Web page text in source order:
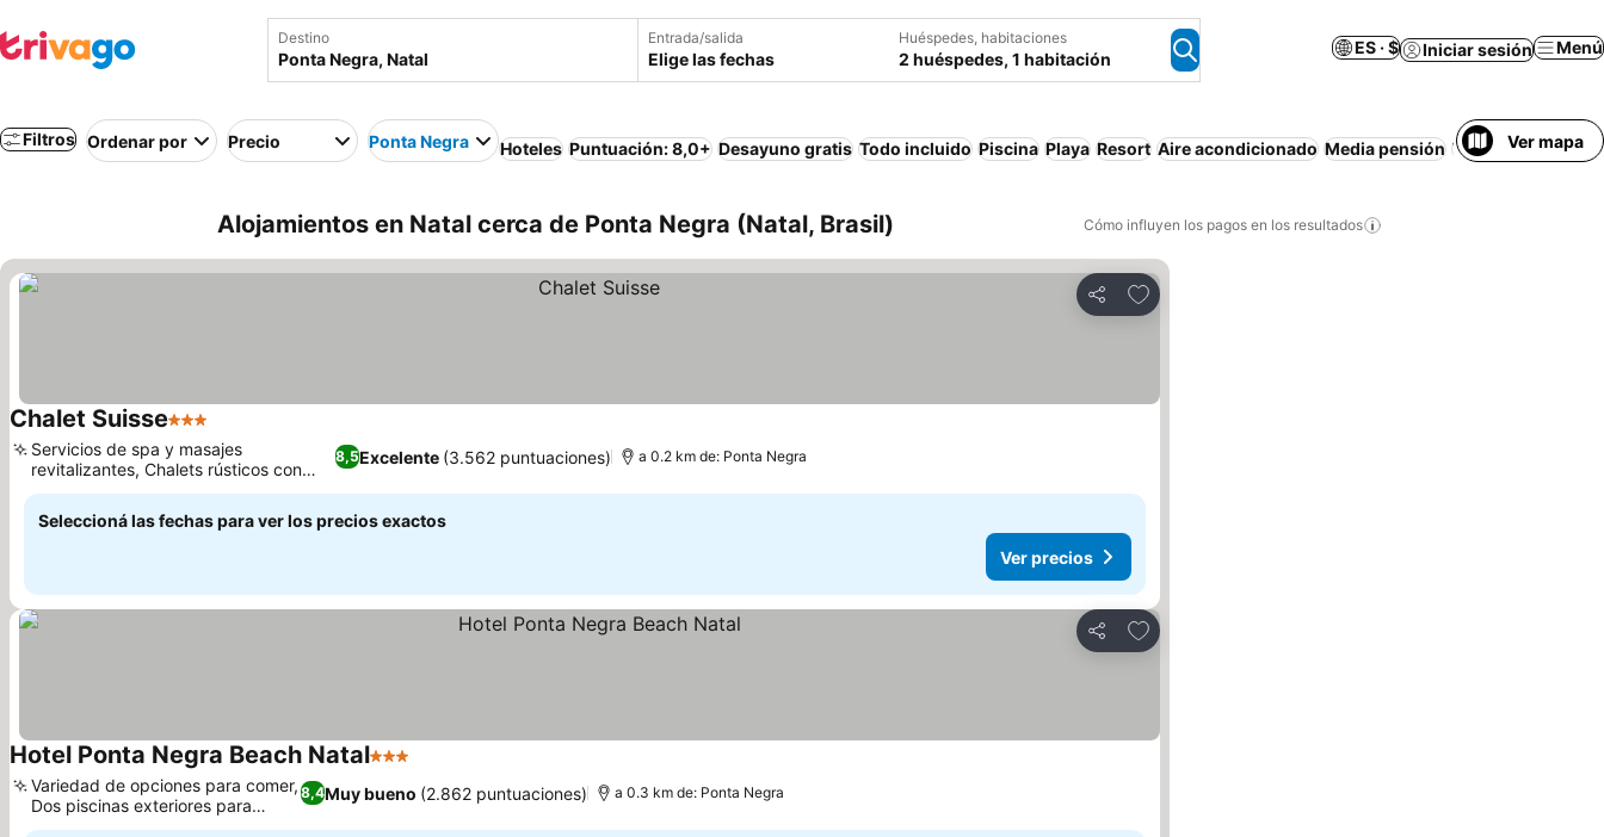
Destino Entrada/salida
Elige las fechas
Huéspedes, habitaciones
2 huéspedes, 1 habitación
ES · $ Iniciar sesión Menú
Filtros Ordenar por Precio Ponta Negra Hoteles Puntuación: 8,0+ Desayuno gratis Todo incluido Piscina Playa Resort Aire acondicionado Media pensión Wi-Fi Ver mapa
Alojamientos en Natal cerca de Ponta Negra (Natal, Brasil) Cómo influyen los pagos en los resultados
Compartir
Añadir a favoritos
Chalet Suisse3 Estrellas
8,5Excelente (3.562 puntuaciones)
Servicios de spa y masajes
revitalizantes, Chalets rústicos con
encanto y dos niveles
a 0.2 km de: Ponta Negra
Seleccioná las fechas para ver los precios exactos
Ver precios
Compartir
Añadir a favoritos
Hotel Ponta Negra Beach Natal3 Estrellas
8,4Muy bueno (2.862 puntuaciones)
Variedad de opciones para comer,
Dos piscinas exteriores para
disfrutar
a 0.3 km de: Ponta Negra